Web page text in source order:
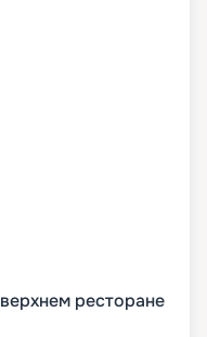
ресторане